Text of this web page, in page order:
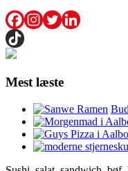
Mest læste